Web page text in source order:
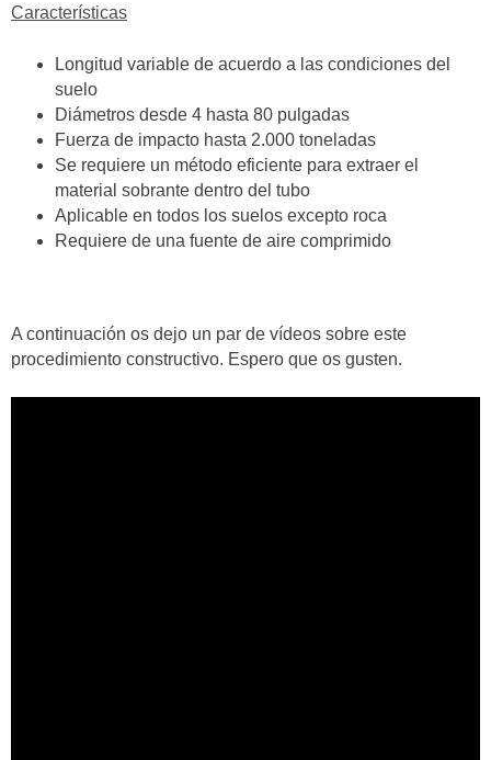
Características
Longitud variable de acuerdo a las condiciones del
suelo
Diámetros desde 4 hasta 80 pulgadas
Fuerza de impacto hasta 2.000 toneladas
Se requiere un método eficiente para extraer el
material sobrante dentro del tubo
Aplicable en todos los suelos excepto roca
Requiere de una fuente de aire comprimido
A continuación os dejo un par de vídeos sobre este
procedimiento constructivo. Espero que os gusten.